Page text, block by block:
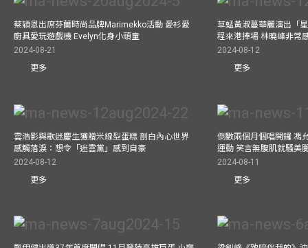
蔡穎恩出席芬蘭時尚品牌Marimekko活動 愛衫愛
廚具愛玩遊戲機 Evelyn化身小頑童
2024-08-21
更多
草蜢黃淑蔓華麗演出「
程來港捧場 林曉峰非常
2024-08-12
更多
雲浩影與歌迷慶生獲贈米線型蛋糕 剖白內心世界
感觸落淚：想令「迷雲黨」感到自豪
2024-08-12
更多
倒數兩個月個唱開鑼 馮
運動 笑言無腹肌就騷美
2024-08-11
更多